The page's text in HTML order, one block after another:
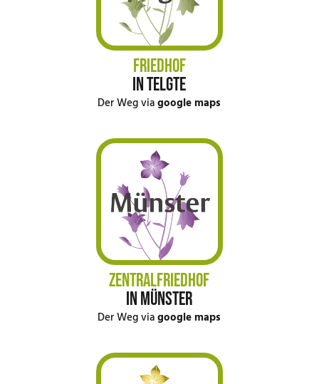
FRIEDHOF
IN TELGTE
Der Weg viagoogle maps
ZENTRALFRIEDHOF
IN MÜNSTER
Der Weg viagoogle maps